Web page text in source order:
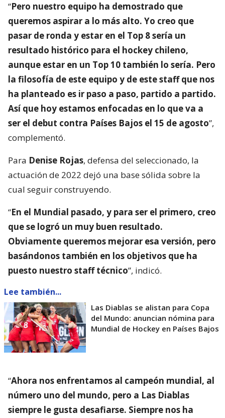
“Pero nuestro equipo ha demostrado que
queremos aspirar a lo más alto. Yo creo que
pasar de ronda y estar en el Top 8 sería un
resultado histórico para el hockey chileno,
aunque estar en un Top 10 también lo sería. Pero
la filosofía de este equipo y de este staff que nos
ha planteado es ir paso a paso, partido a partido.
Así que hoy estamos enfocadas en lo que va a
ser el debut contra Países Bajos el 15 de agosto”,
complementó.
Para Denise Rojas, defensa del seleccionado, la
actuación de 2022 dejó una base sólida sobre la
cual seguir construyendo.
“En el Mundial pasado, y para ser el primero, creo
que se logró un muy buen resultado.
Obviamente queremos mejorar esa versión, pero
basándonos también en los objetivos que ha
puesto nuestro staff técnico”, indicó.
Lee también...
Las Diablas se alistan para Copa
del Mundo: anuncian nómina para
Mundial de Hockey en Países Bajos
“Ahora nos enfrentamos al campeón mundial, al
número uno del mundo, pero a Las Diablas
siempre le gusta desafiarse. Siempre nos ha